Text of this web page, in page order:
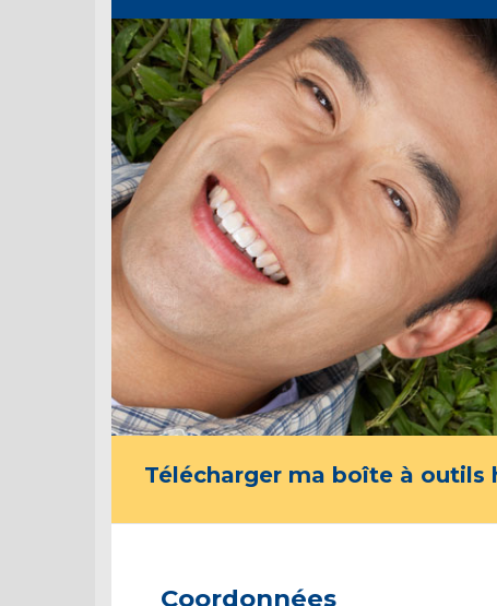
Télécharger ma boîte à outils
Coordonnées